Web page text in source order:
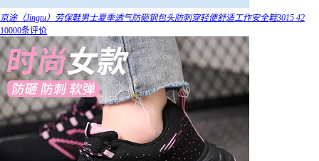
京途（Jingtu）劳保鞋男士夏季透气防砸钢包头防刺穿轻便舒适工作安全鞋3015 42
10000条评价